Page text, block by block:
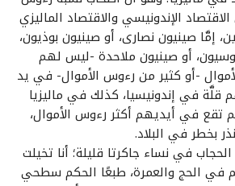
الإندونيسي والاقتصاد الماليزي
إمَّا صينيون نصارى، أو صينيون بوذيون،
أو صينيون ملاحدة -ليس لهم
-أو كثير من رءوس الأموال- في يد
قلَّة في إندونيسيا، كذلك في ماليزيا
تقع في أيديهم أكثر رءوس الأموال،
بخطر في البلاد.
في نساء جاكرتا قليلة؛ أنا تخيلت
في الحج والعمرة، طبعًا الحكم سطحي